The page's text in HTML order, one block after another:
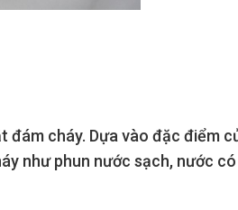
đám cháy. Dựa vào đặc điểm
như phun nước sạch, nước